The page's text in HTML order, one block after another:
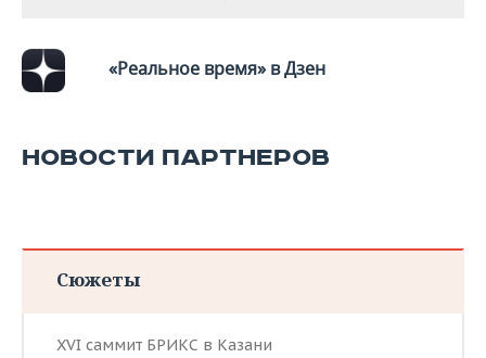
«Реальное время» в Дзен
НОВОСТИ ПАРТНЕРОВ
Сюжеты
XVI саммит БРИКС в Казани